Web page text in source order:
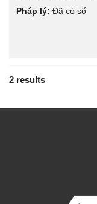
Pháp lý: Đã có sổ
2 results